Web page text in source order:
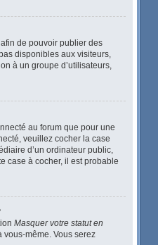
de pouvoir publier des
disponibles aux visiteurs,
à un groupe d’utilisateurs,
au forum que pour une
veuillez cocher la case
d’un ordinateur public,
case à cocher, il est probable
Masquer votre statut en
vous-même. Vous serez